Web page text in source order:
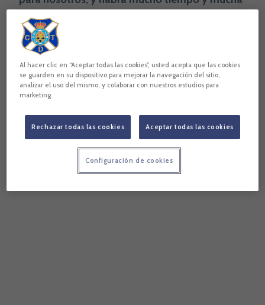
significa”.
Manu Guill Ayoze García CD Tenerife
Copiar enlace
Al hacer clic en “Aceptar todas las cookies”, usted acepta que las cookies
se guarden en su dispositivo para mejorar la navegación del sitio,
analizar el uso del mismo, y colaborar con nuestros estudios para
marketing.
Rechazar todas las cookies Aceptar todas las cookies
Configuración de cookies